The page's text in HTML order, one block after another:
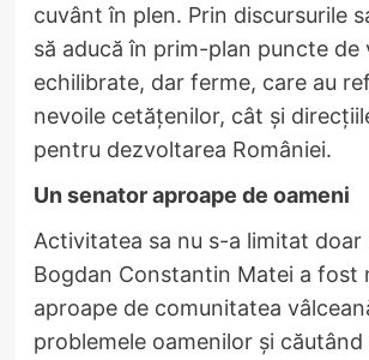
cuvânt în plen. Prin discursurile
să aducă în prim-plan puncte de
echilibrate, dar ferme, care au
nevoile cetățenilor, cât și
pentru dezvoltarea României.
Un senator aproape de oameni
Activitatea sa nu s-a limitat doar
Bogdan Constantin Matei a fost
aproape de comunitatea
problemele oamenilor și căutând